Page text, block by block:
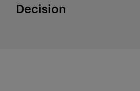
Decision